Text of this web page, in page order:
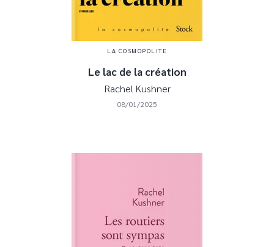
LA COSMOPOLITE
Le lac de la création
Rachel Kushner
08/01/2025